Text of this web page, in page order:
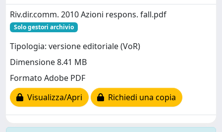
Riv.dir.comm. 2010 Azioni respons. fall.pdf
Solo gestori archivio
Tipologia: versione editoriale (VoR)
Dimensione 8.41 MB
Formato Adobe PDF
Visualizza/Apri
Richiedi una copia